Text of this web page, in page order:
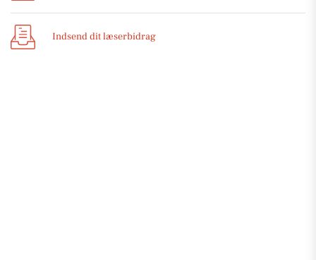
Indsend dit læserbidrag